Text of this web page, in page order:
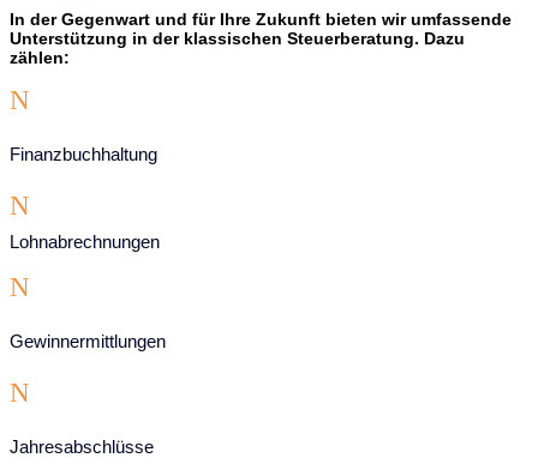
In der Gegenwart und für Ihre Zukunft bieten wir umfassende
Unterstützung in der klassischen Steuerberatung. Dazu
zählen:
N
Finanzbuchhaltung
N
Lohnabrechnungen
N
Gewinnermittlungen
N
Jahresabschlüsse